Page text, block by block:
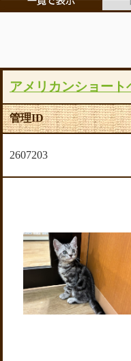
アメリカンショート
管理ID
2607203